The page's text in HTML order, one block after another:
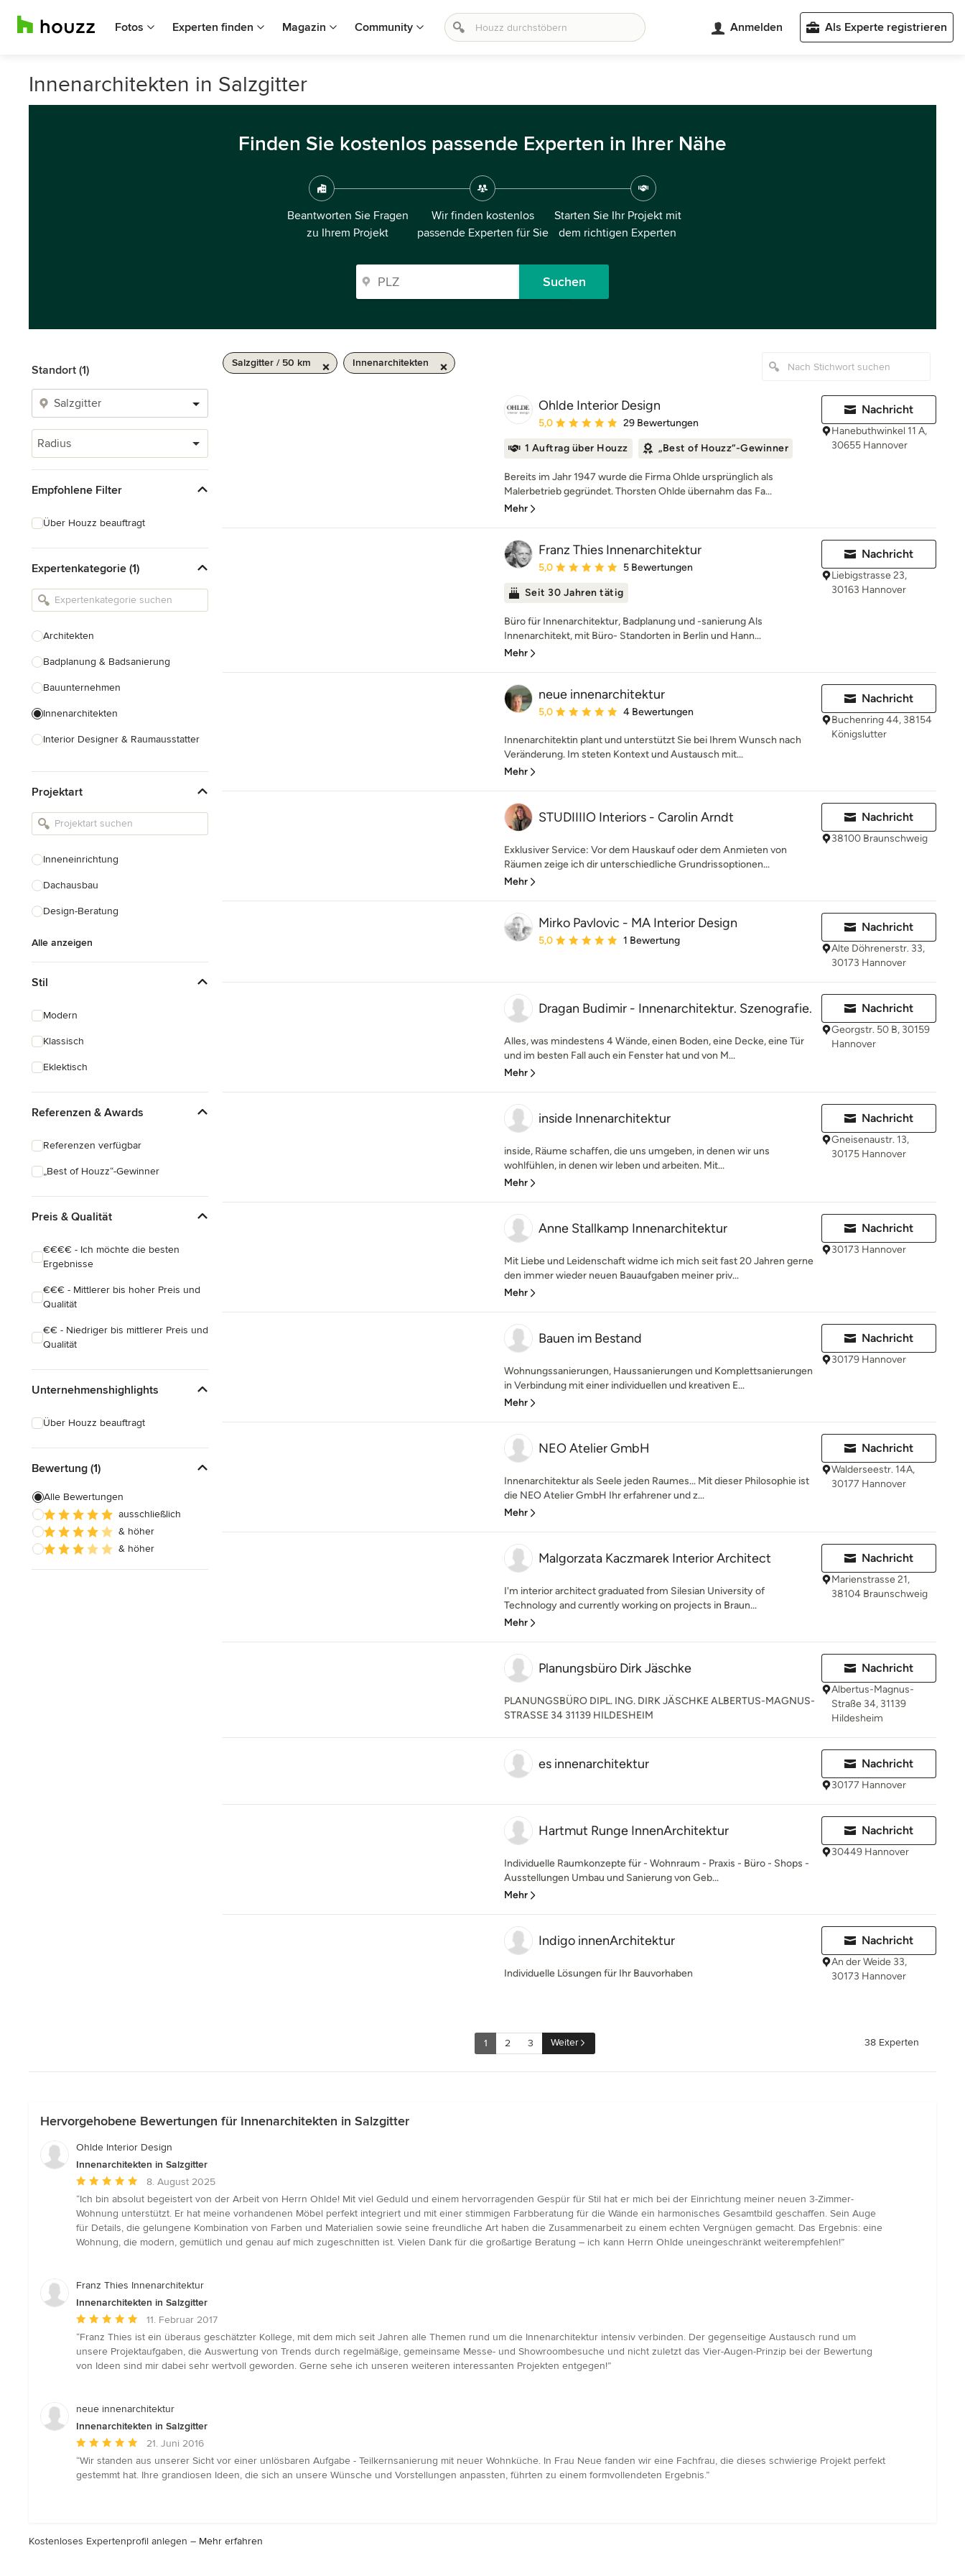
Fotos Experten finden Magazin Community Anmelden Als Experte registrieren
Innenarchitekten in Salzgitter
Finden Sie kostenlos passende Experten in Ihrer Nähe
Beantworten Sie Fragen
zu Ihrem Projekt
Wir finden kostenlos
passende Experten für Sie
Starten Sie Ihr Projekt mit
dem richtigen Experten
Suchen
Standort (1)
Radius
Empfohlene Filter
Über Houzz beauftragt
Expertenkategorie (1)
Architekten
Badplanung & Badsanierung
Bauunternehmen
Innenarchitekten
Interior Designer & Raumausstatter
Landschaftsarchitekten
Armaturen & Sanitärbedarf
Einbauschränke
Projektart
Inneneinrichtung
Dachausbau
Design-Beratung
Alle anzeigen
Stil
Modern
Klassisch
Eklektisch
Referenzen & Awards
Referenzen verfügbar
„Best of Houzz“-Gewinner
Preis & Qualität
€€€€ - Ich möchte die besten
Ergebnisse
€€€ - Mittlerer bis hoher Preis und
Qualität
€€ - Niedriger bis mittlerer Preis und
Qualität
Unternehmenshighlights
Über Houzz beauftragt
Bewertung (1)
Alle Bewertungen
ausschließlich
& höher
& höher
Salzgitter / 50 km Innenarchitekten
Ohlde Interior Design
Durchschnittliche Bewertung: 5 von 5 Sternen
5,0 29 Bewertungen
1 Auftrag über Houzz „Best of Houzz“-Gewinner
Bereits im Jahr 1947 wurde die Firma Ohlde ursprünglich als
Malerbetrieb gegründet. Thorsten Ohlde übernahm das Fa...
Mehr
Nachricht
Hanebuthwinkel 11 A,
30655 Hannover
Franz Thies Innenarchitektur
Durchschnittliche Bewertung: 5 von 5 Sternen
5,0 5 Bewertungen
Seit 30 Jahren tätig
Büro für Innenarchitektur, Badplanung und -sanierung Als
Innenarchitekt, mit Büro- Standorten in Berlin und Hann...
Mehr
Nachricht
Liebigstrasse 23,
30163 Hannover
neue innenarchitektur
Durchschnittliche Bewertung: 5 von 5 Sternen
5,0 4 Bewertungen
Innenarchitektin plant und unterstützt Sie bei Ihrem Wunsch nach
Veränderung. Im steten Kontext und Austausch mit...
Mehr
Nachricht
Buchenring 44, 38154
Königslutter
STUDIIIIO Interiors - Carolin Arndt
Exklusiver Service: Vor dem Hauskauf oder dem Anmieten von
Räumen zeige ich dir unterschiedliche Grundrissoptionen...
Mehr
Nachricht
38100 Braunschweig
Mirko Pavlovic - MA Interior Design
Durchschnittliche Bewertung: 5 von 5 Sternen
5,0 1 Bewertung
Nachricht
Alte Döhrenerstr. 33,
30173 Hannover
Dragan Budimir - Innenarchitektur. Szenografie.
Alles, was mindestens 4 Wände, einen Boden, eine Decke, eine Tür
und im besten Fall auch ein Fenster hat und von M...
Mehr
Nachricht
Georgstr. 50 B, 30159
Hannover
inside Innenarchitektur
inside, Räume schaffen, die uns umgeben, in denen wir uns
wohlfühlen, in denen wir leben und arbeiten. Mit...
Mehr
Nachricht
Gneisenaustr. 13,
30175 Hannover
Anne Stallkamp Innenarchitektur
Mit Liebe und Leidenschaft widme ich mich seit fast 20 Jahren gerne
den immer wieder neuen Bauaufgaben meiner priv...
Mehr
Nachricht
30173 Hannover
Bauen im Bestand
Wohnungssanierungen, Haussanierungen und Komplettsanierungen
in Verbindung mit einer individuellen und kreativen E...
Mehr
Nachricht
30179 Hannover
NEO Atelier GmbH
Innenarchitektur als Seele jeden Raumes... Mit dieser Philosophie ist
die NEO Atelier GmbH Ihr erfahrener und z...
Mehr
Nachricht
Walderseestr. 14A,
30177 Hannover
Malgorzata Kaczmarek Interior Architect
I'm interior architect graduated from Silesian University of
Technology and currently working on projects in Braun...
Mehr
Nachricht
Marienstrasse 21,
38104 Braunschweig
Planungsbüro Dirk Jäschke
PLANUNGSBÜRO DIPL. ING. DIRK JÄSCHKE ALBERTUS-MAGNUS-
STRASSE 34 31139 HILDESHEIM
Nachricht
Albertus-Magnus-
Straße 34, 31139
Hildesheim
es innenarchitektur Nachricht
30177 Hannover
Hartmut Runge InnenArchitektur
Individuelle Raumkonzepte für - Wohnraum - Praxis - Büro - Shops -
Ausstellungen Umbau und Sanierung von Geb...
Mehr
Nachricht
30449 Hannover
Indigo innenArchitektur
Individuelle Lösungen für Ihr Bauvorhaben
Nachricht
An der Weide 33,
30173 Hannover
1 2 3 Weiter 38 Experten
Hervorgehobene Bewertungen für Innenarchitekten in Salzgitter
Ohlde Interior Design
Innenarchitekten in Salzgitter
Durchschnittliche
Bewertung:
5
von
5
8. August 2025
“Ich bin absolut begeistert von der Arbeit von Herrn Ohlde! Mit viel Geduld und einem hervorragenden Gespür für Stil hat er mich bei der Einrichtung meiner neuen 3-Zimmer-
Wohnung unterstützt. Er hat meine vorhandenen Möbel perfekt integriert und mit einer stimmigen Farbberatung für die Wände ein harmonisches Gesamtbild geschaffen. Sein Auge
für Details, die gelungene Kombination von Farben und Materialien sowie seine freundliche Art haben die Zusammenarbeit zu einem echten Vergnügen gemacht. Das Ergebnis: eine
Wohnung, die modern, gemütlich und genau auf mich zugeschnitten ist. Vielen Dank für die großartige Beratung – ich kann Herrn Ohlde uneingeschränkt weiterempfehlen!”
Franz Thies Innenarchitektur
Innenarchitekten in Salzgitter
Durchschnittliche
Bewertung:
5
von
11. Februar 2017
“Franz Thies ist ein überaus geschätzter Kollege, mit dem mich seit Jahren alle Themen rund um die Innenarchitektur intensiv verbinden. Der gegenseitige Austausch rund um
unsere Projektaufgaben, die Auswertung von Trends durch regelmäßige, gemeinsame Messe- und Showroombesuche und nicht zuletzt das Vier-Augen-Prinzip bei der Bewertung
von Ideen sind mir dabei sehr wertvoll geworden. Gerne sehe ich unseren weiteren interessanten Projekten entgegen!”
neue innenarchitektur
Innenarchitekten in Salzgitter
Durchschnittliche
Bewertung:
5
21. Juni 2016
“Wir standen aus unserer Sicht vor einer unlösbaren Aufgabe - Teilkernsanierung mit neuer Wohnküche. In Frau Neue fanden wir eine Fachfrau, die dieses schwierige Projekt perfekt
gestemmt hat. Ihre grandiosen Ideen, die sich an unsere Wünsche und Vorstellungen anpassten, führten zu einem formvollendeten Ergebnis.”
Kostenloses Expertenprofil anlegen – Mehr erfahren